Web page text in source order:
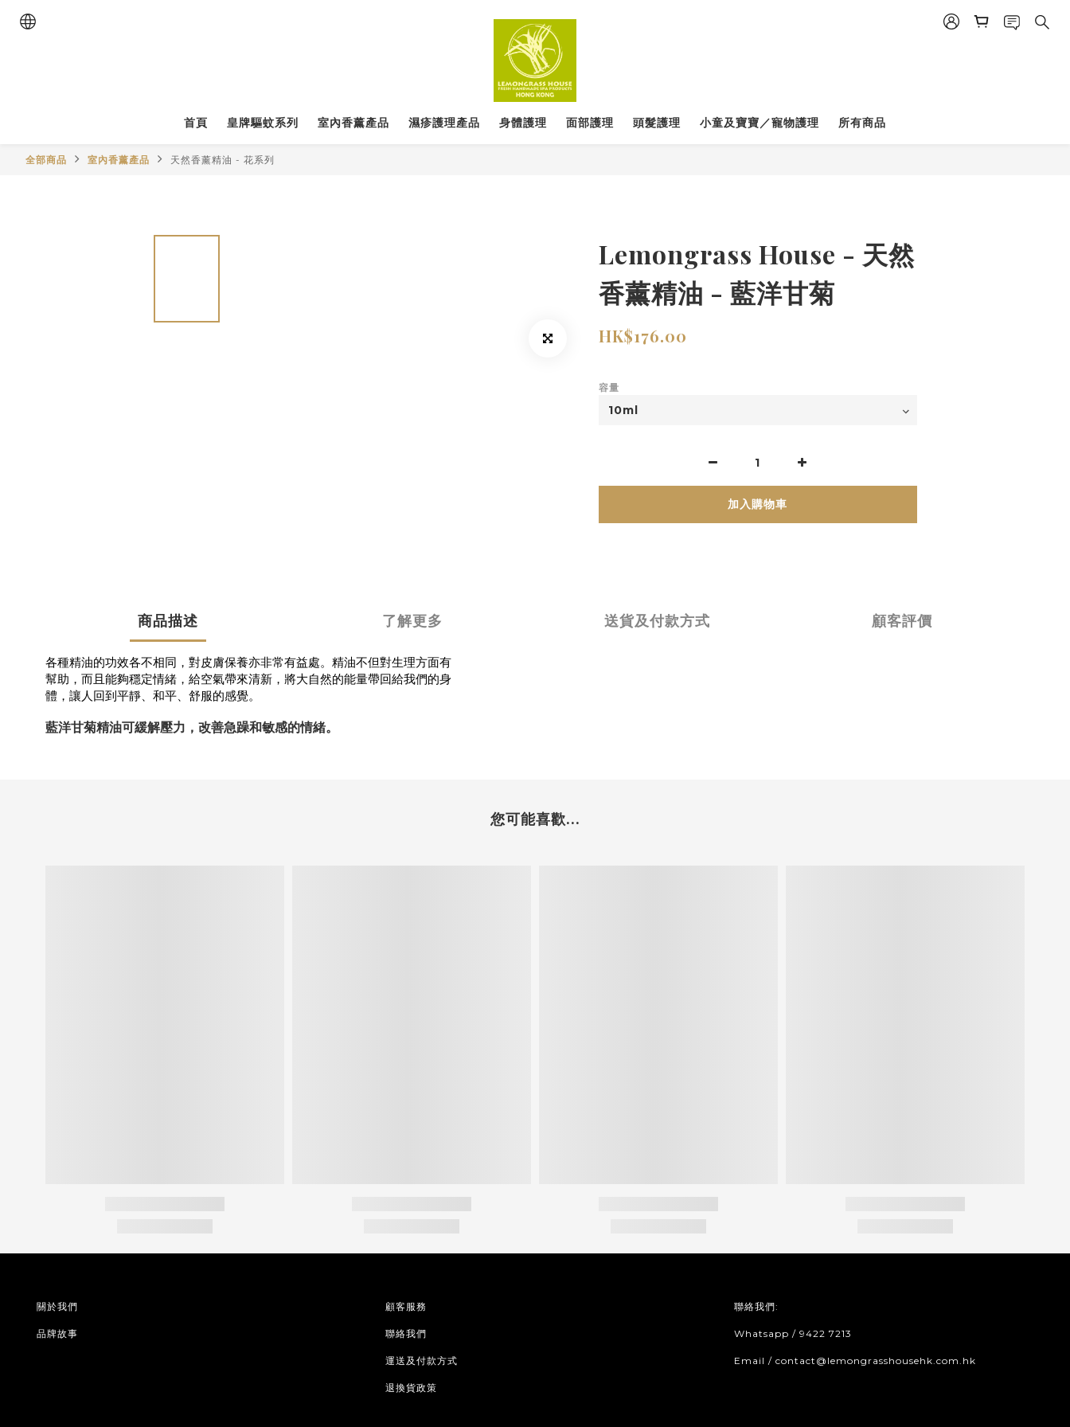
首頁 皇牌驅蚊系列 室內香薰產品 濕疹護理產品 身體護理 面部護理 頭髮護理 小童及寶寶／寵物護理 所有商品
全部商品 室內香薰產品 天然香薰精油 - 花系列
Lemongrass House - 天然
香薰精油 - 藍洋甘菊
HK$176.00
容量
加入購物車
商品描述 了解更多 送貨及付款方式 顧客評價
各種精油的功效各不相同，對皮膚保養亦非常有益處。精油不但對生理方面有
幫助，而且能夠穩定情緒，給空氣帶來清新，將大自然的能量帶回給我們的身
體，讓人回到平靜、和平、舒服的感覺。
藍洋甘菊精油可緩解壓力，改善急躁和敏感的情緒。
您可能喜歡...
關於我們
品牌故事
顧客服務
聯絡我們
運送及付款方式
退換貨政策
聯絡我們:
Whatsapp / 9422 7213
Email / contact@lemongrasshousehk.com.hk